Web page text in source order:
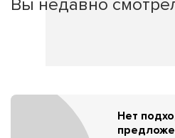
Вы недавно
Нет